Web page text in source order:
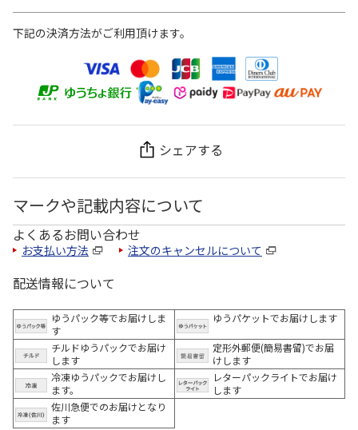
下記の決済方法がご利用頂けます。
シェアする
マークや記載内容について
よくあるお問い合わせ
お支払い方法 注文のキャンセルについて
配送情報について
ゆうパック等でお届けしま
す
ゆうパケットでお届けします
チルドゆうパックでお届け
します
定形外郵便(簡易書留)でお届
けします
冷凍ゆうパックでお届けし
ます。
レターパックライトでお届け
します
佐川急便でのお届けとなり
ます